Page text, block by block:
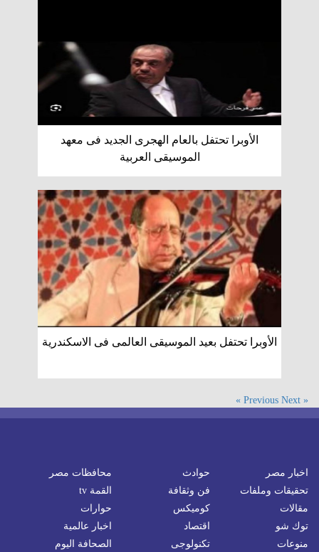
الأوبرا تحتفل بالعام الهجرى الجديد فى معهد
الموسيقى العربية
الأوبرا تحتفل بعيد الموسيقى العالمى فى الاسكندرية
« Previous
Next »
اخبار مصر حوادث
محافظات مصر
تحقيقات وملفات
فن وثقافة
القمة tv
مقالات
كوميكس
حوارات
توك شو
اقتصاد
اخبار عالمية
منوعات
تكنولوجى الصحافة اليوم